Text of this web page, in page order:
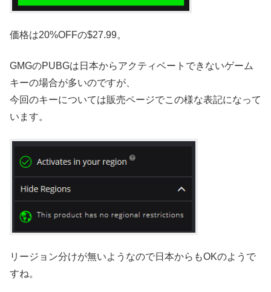
価格は20%OFFの$27.99。
GMGのPUBGは日本からアクティベートできないゲーム
キーの場合が多いのですが、
今回のキーについては販売ページでこの様な表記になって
います。
リージョン分けが無いようなので日本からもOKのようで
すね。